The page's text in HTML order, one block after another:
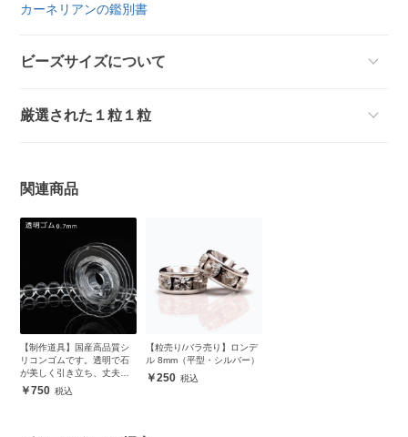
カーネリアンの鑑別書
ビーズサイズについて
厳選された１粒１粒
関連商品
【制作道具】国産高品質シ
リコンゴムです。透明で石
が美しく引き立ち、丈夫で
安心750
【粒売り/バラ売り】ロンデ
ル 8mm（平型・シルバー）
250